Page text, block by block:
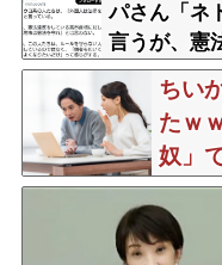
パさん「ネ
言うが、憲
言わない」
ちい
たｗ
奴」